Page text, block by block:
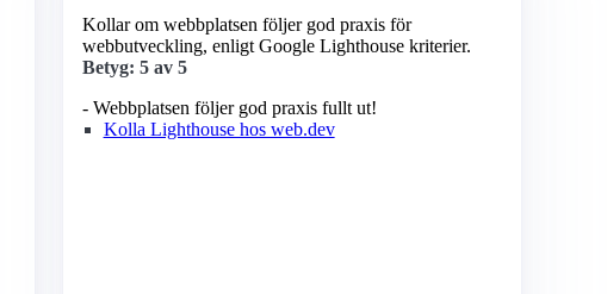
Kollar om webbplatsen följer god praxis för
webbutveckling, enligt Google Lighthouse kriterier.
Betyg: 5 av 5
- Webbplatsen följer god praxis fullt ut!
Kolla Lighthouse hos web.dev